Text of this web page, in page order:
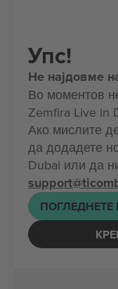
Упс!
Не најдовме
Во моментов
Zemfira Live in
Ако мислите
да додадете
Dubai или да
ПОГЛЕДНЕТЕ